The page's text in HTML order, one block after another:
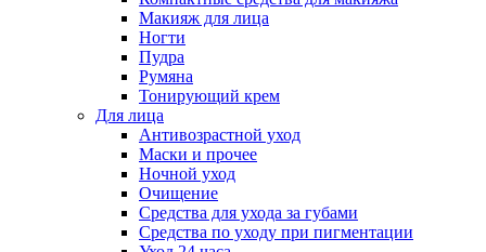
Макияж для лица
Ногти
Пудра
Румяна
Тонирующий крем
Для лица
Антивозрастной уход
Маски и прочее
Ночной уход
Очищение
Средства для ухода за губами
Средства по уходу при пигментации